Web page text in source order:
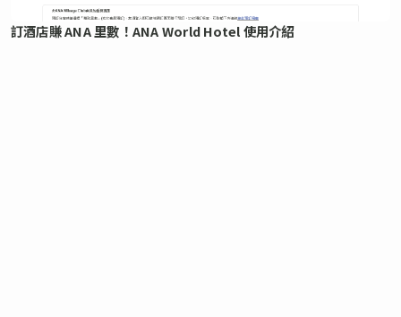
訂酒店賺 ANA 里數！ANA World Hotel 使用介紹